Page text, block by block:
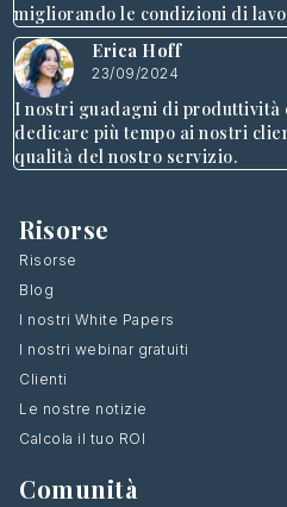
migliorando le condizioni di
Erica Hoff
23/09/2024
I nostri guadagni di produttività
dedicare più tempo ai nostri
qualità del nostro servizio.
Risorse
Risorse
Blog
I nostri White Papers
I nostri webinar gratuiti
Clienti
Le nostre notizie
Calcola il tuo ROI
Comunità